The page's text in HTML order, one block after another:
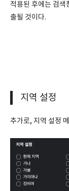
적용된 후에는 검색
출될 것이다.
지역 설정
추가로, 지역 설정